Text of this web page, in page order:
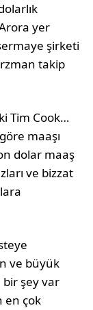
yer
şirketi
takip
Tim Cook…
maaşı
dolar maaş
ve bizzat
ve büyük
şey var
en çok